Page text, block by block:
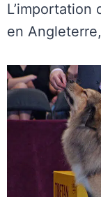
L’importation
en